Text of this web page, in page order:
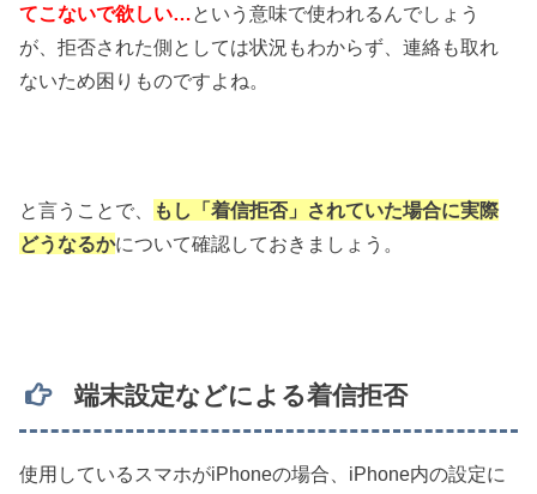
てこないで欲しい…
という意味で使われるんでしょう
が、拒否された側としては状況もわからず、連絡も取れ
ないため困りものですよね。
と言うことで、
もし「着信拒否」されていた場合に実際
どうなるかについて確認しておきましょう。
端末設定などによる着信拒否
使用しているスマホがiPhoneの場合、iPhone内の設定に